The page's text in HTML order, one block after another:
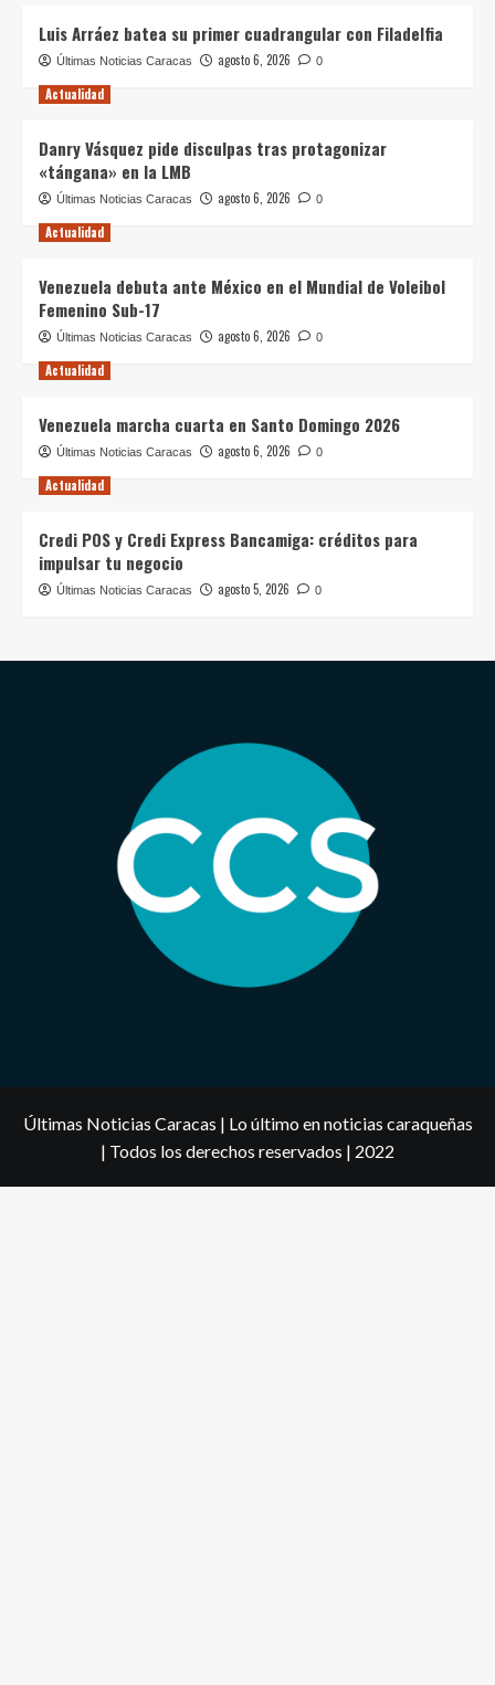
Luis Arráez batea su primer cuadrangular con Filadelfia
Últimas Noticias Caracas agosto 6, 2026 0
Actualidad
Danry Vásquez pide disculpas tras protagonizar
«tángana» en la LMB
Últimas Noticias Caracas agosto 6, 2026 0
Actualidad
Venezuela debuta ante México en el Mundial de Voleibol
Femenino Sub-17
Últimas Noticias Caracas agosto 6, 2026 0
Actualidad
Venezuela marcha cuarta en Santo Domingo 2026
Últimas Noticias Caracas agosto 6, 2026 0
Actualidad
Credi POS y Credi Express Bancamiga: créditos para
impulsar tu negocio
Últimas Noticias Caracas agosto 5, 2026 0